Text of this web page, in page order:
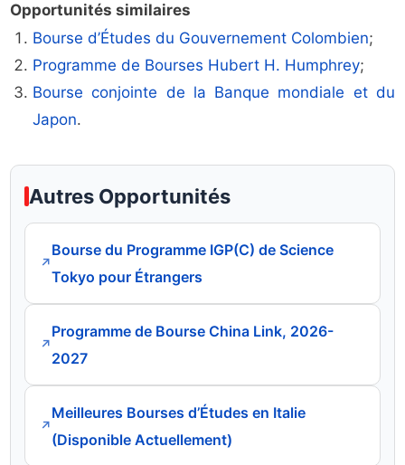
Opportunités similaires
Bourse d’Études du Gouvernement Colombien;
Programme de Bourses Hubert H. Humphrey;
Bourse conjointe de la Banque mondiale et du
Japon.
Autres Opportunités
↗
Bourse du Programme IGP(C) de Science
Tokyo pour Étrangers
↗
Programme de Bourse China Link, 2026-
2027
↗
Meilleures Bourses d’Études en Italie
(Disponible Actuellement)